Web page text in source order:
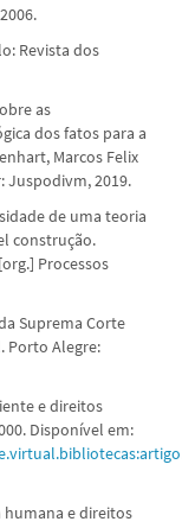
Revista dos
as
dos fatos para a
Marcos Felix
Juspodivm, 2019.
de uma teoria
construção.
Processos
Suprema Corte
Porto Alegre:
e direitos
Disponível em:
humana e direitos